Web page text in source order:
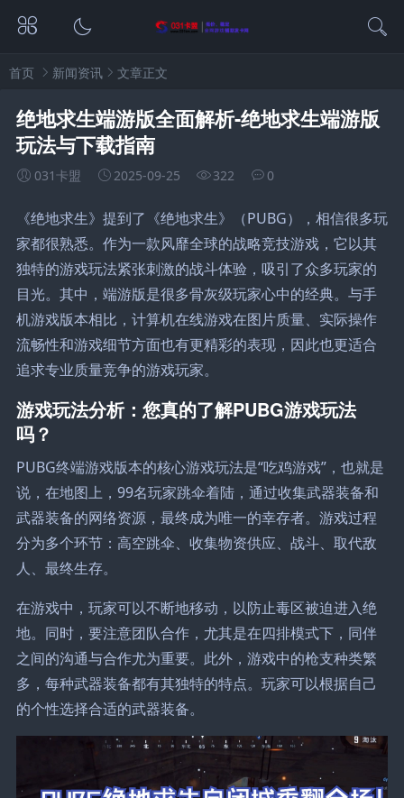
首页 新闻资讯 文章正文
绝地求生端游版全面解析-绝地求生端游版
玩法与下载指南
031卡盟 2025-09-25 322 0
《绝地求生》提到了《绝地求生》（PUBG），相信很多玩
家都很熟悉。作为一款风靡全球的战略竞技游戏，它以其
独特的游戏玩法紧张刺激的战斗体验，吸引了众多玩家的
目光。其中，端游版是很多骨灰级玩家心中的经典。与手
机游戏版本相比，计算机在线游戏在图片质量、实际操作
流畅性和游戏细节方面也有更精彩的表现，因此也更适合
追求专业质量竞争的游戏玩家。
游戏玩法分析：您真的了解PUBG游戏玩法
吗？
PUBG终端游戏版本的核心游戏玩法是“吃鸡游戏”，也就是
说，在地图上，99名玩家跳伞着陆，通过收集武器装备和
武器装备的网络资源，最终成为唯一的幸存者。游戏过程
分为多个环节：高空跳伞、收集物资供应、战斗、取代敌
人、最终生存。
在游戏中，玩家可以不断地移动，以防止毒区被迫进入绝
地。同时，要注意团队合作，尤其是在四排模式下，同伴
之间的沟通与合作尤为重要。此外，游戏中的枪支种类繁
多，每种武器装备都有其独特的特点。玩家可以根据自己
的个性选择合适的武器装备。